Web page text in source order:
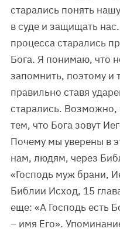
старались понять
в суде и защищать
процесса старались
Бога. Я понимаю, что
запомнить, поэтому и
правильно ставя
старались. Возможно,
тем, что Бога зовут
Почему мы уверены в
нам, людям, через
«Господь муж брани,
Библии Исход, 15
еще: «А Господь есть
– имя Его».